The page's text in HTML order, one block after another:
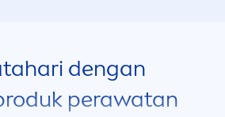
dengan
perawatan